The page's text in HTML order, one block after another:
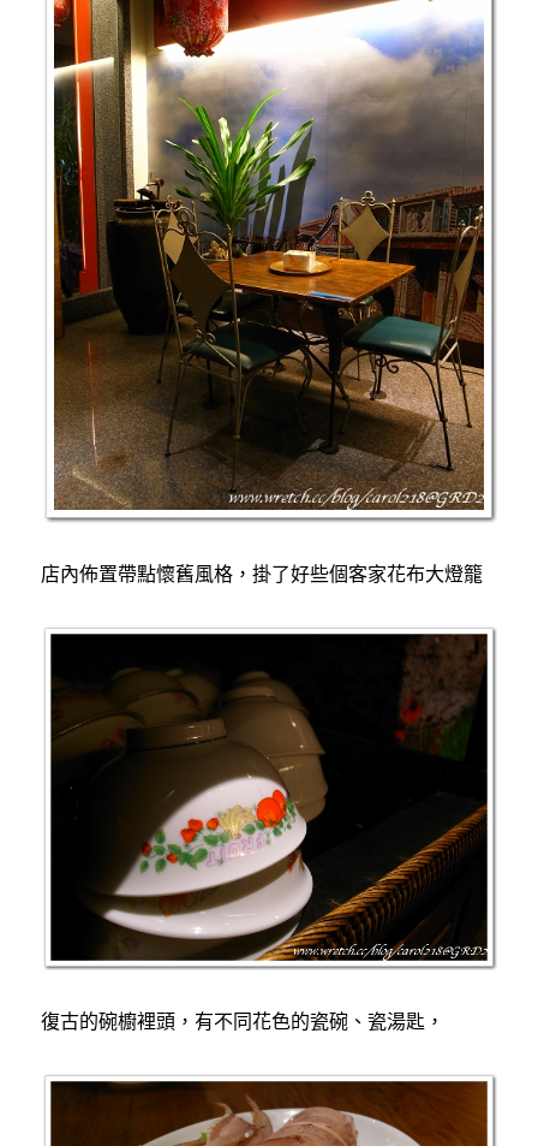
店內佈置帶點懷舊風格，掛了好些個客家花布大燈籠
復古的碗櫥裡頭，有不同花色的瓷碗、瓷湯匙，